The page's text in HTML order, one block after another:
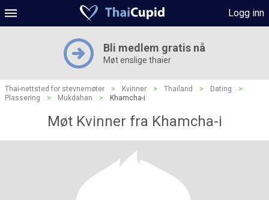
Logg inn
Bli medlem gratis nå
Møt enslige thaier
Thai-nettsted for stevnemøter > Kvinner > Thailand > Dating
>
Plassering
> Mukdahan > Khamcha-i
Møt Kvinner fra Khamcha-i